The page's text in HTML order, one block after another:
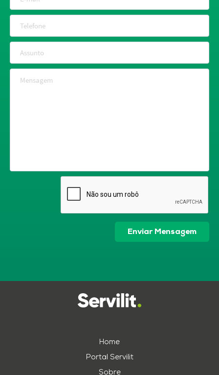
Telefone
Assunto
Mensagem
Enviar Mensagem
Home
Portal Servilit
Sobre